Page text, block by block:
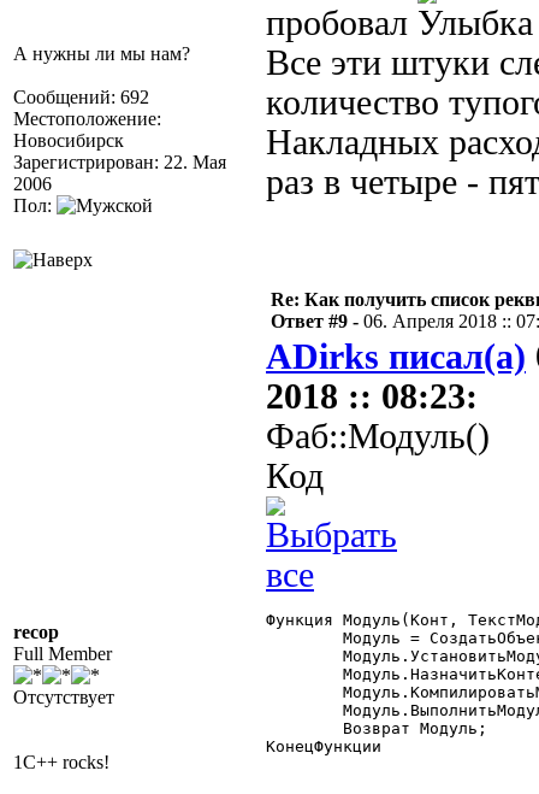
А нужны ли мы нам?
Сообщений: 692
Местоположение:
Новосибирск
Зарегистрирован: 22. Мая
2006
Пол:
пробовал
Все эти штуки
количество
Накладных
раз в четыре -
recop
Full Member
Отсутствует
1C++ rocks!
Re: Как получить список
Ответ #9 - 06. Апреля 2018 ::
ADirks писал(а)
2018 :: 08:23:
Фаб::Модуль()
Код
Функция Модуль(Конт,
КонецФункции